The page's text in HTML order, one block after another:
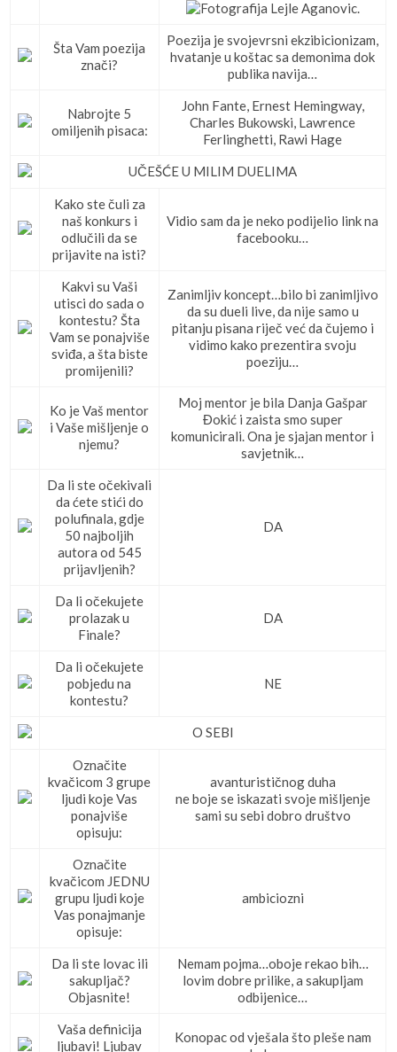
Šta Vam poezija
znači?
Poezija je svojevrsni ekzibicionizam,
hvatanje u koštac sa demonima dok
publika navija…
Nabrojte 5
omiljenih pisaca:
John Fante, Ernest Hemingway,
Charles Bukowski, Lawrence
Ferlinghetti, Rawi Hage
UČEŠĆE U MILIM DUELIMA
Kako ste čuli za
naš konkurs i
odlučili da se
prijavite na isti?
Vidio sam da je neko podijelio link na
facebooku…
Kakvi su Vaši
utisci do sada o
kontestu? Šta
Vam se ponajviše
sviđa, a šta biste
promijenili?
Zanimljiv koncept…bilo bi zanimljivo
da su dueli live, da nije samo u
pitanju pisana riječ već da čujemo i
vidimo kako prezentira svoju
poeziju…
Ko je Vaš mentor
i Vaše mišljenje o
njemu?
Moj mentor je bila Danja Gašpar
Đokić i zaista smo super
komunicirali. Ona je sjajan mentor i
savjetnik…
Da li ste očekivali
da ćete stići do
polufinala, gdje
50 najboljih
autora od 545
prijavljenih?
DA
Da li očekujete
prolazak u
Finale?
DA
Da li očekujete
pobjedu na
kontestu?
NE
O SEBI
Označite
kvačicom 3 grupe
ljudi koje Vas
ponajviše
opisuju:
avanturističnog duha
ne boje se iskazati svoje mišljenje
sami su sebi dobro društvo
Označite
kvačicom JEDNU
grupu ljudi koje
Vas ponajmanje
opisuje:
ambiciozni
Da li ste lovac ili
sakupljač?
Objasnite!
Nemam pojma…oboje rekao bih…
lovim dobre prilike, a sakupljam
odbijenice…
Vaša definicija
ljubavi! Ljubav
Konopac od vješala što pleše nam